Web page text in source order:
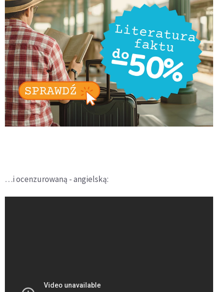
…i ocenzurowaną - angielską: